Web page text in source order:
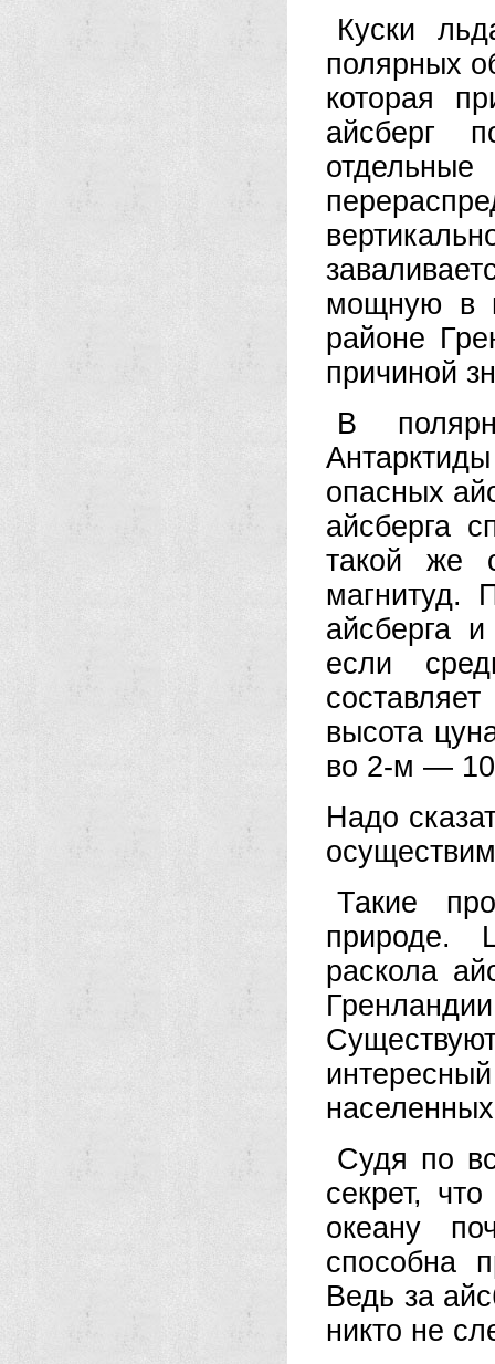
Куски
полярных
которая
айсберг
мощную в
районе
причиной
В
опасных
айсберга
такой же
магнитуд.
айсберга
если
высота
во 2-м —
Надо
Такие
природе.
раскола
Судя по
секрет,
океану
способна
Ведь за
никто не